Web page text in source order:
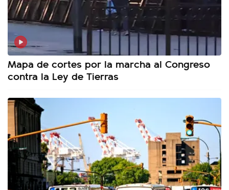
Mapa de cortes por la marcha al Congreso
contra la Ley de Tierras